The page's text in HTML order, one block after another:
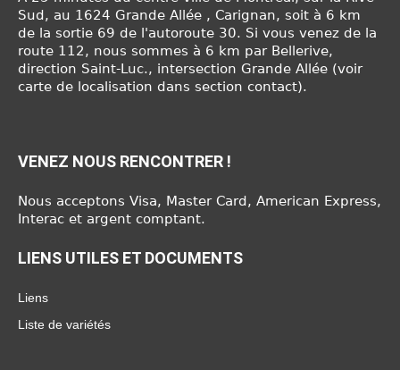
Sud, au 1624 Grande Allée , Carignan, soit à 6 km
de la sortie 69 de l'autoroute 30. Si vous venez de la
route 112, nous sommes à 6 km par Bellerive,
direction Saint-Luc., intersection Grande Allée (voir
carte de localisation dans section contact).
VENEZ NOUS RENCONTRER !
Nous acceptons Visa, Master Card, American Express,
Interac et argent comptant.
LIENS UTILES ET DOCUMENTS
Liens
Liste de variétés